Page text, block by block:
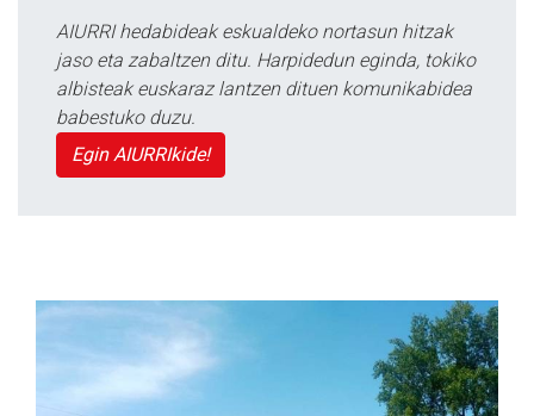
AIURRI hedabideak eskualdeko nortasun hitzak
jaso eta zabaltzen ditu. Harpidedun eginda, tokiko
albisteak euskaraz lantzen dituen komunikabidea
babestuko duzu.
Egin AIURRIkide!